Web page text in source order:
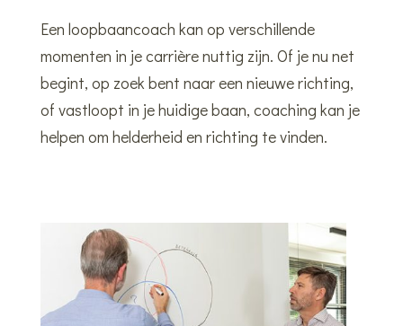
Een loopbaancoach kan op verschillende
momenten in je carrière nuttig zijn. Of je nu net
begint, op zoek bent naar een nieuwe richting,
of vastloopt in je huidige baan, coaching kan je
helpen om helderheid en richting te vinden.